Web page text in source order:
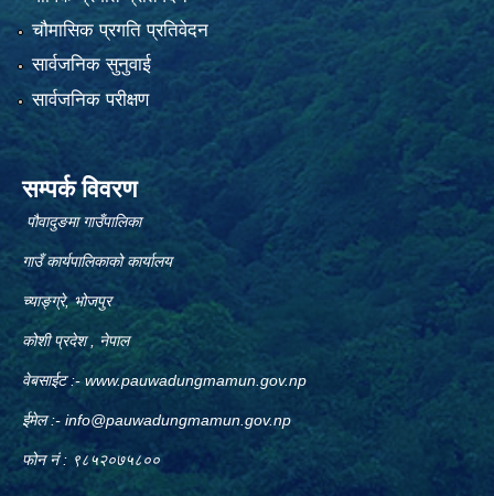
चौमासिक प्रगति प्रतिवेदन
सार्वजनिक सुनुवाई
सार्वजनिक परीक्षण
सम्पर्क विवरण
पौवादुङमा गाउँपालिका
गाउँ कार्यपालिकाको कार्यालय
च्याङ्ग्रे, भोजपुर
कोशी प्रदेश , नेपाल
वेबसाईट :- www.pauwadungmamun.gov.np
ईमेल :- info@pauwadungmamun.gov.np
फोन नं : ९८५२०७५८००